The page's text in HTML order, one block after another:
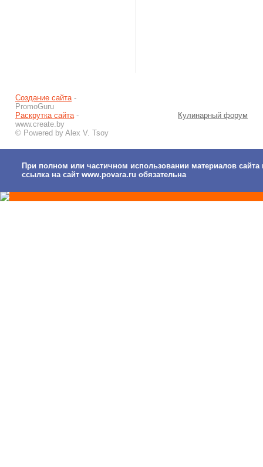
Создание сайта-
PromoGuru
Раскрутка сайта-
www.create.by
© Powered by Alex V. Tsoy
Кулинарный форум
При полном или частичном использовании материалов сайта
ссылка на сайт www.povara.ru обязательна